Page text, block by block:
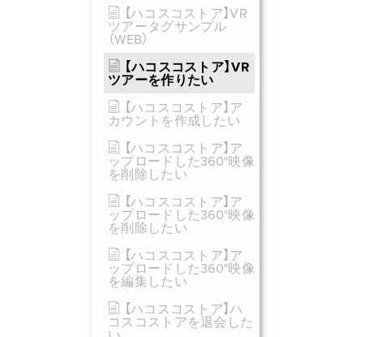
【ハコスコストア】VR
ツアータグサンプル
（WEB）
【ハコスコストア】VR
ツアーを作りたい
【ハコスコストア】ア
カウントを作成したい
【ハコスコストア】ア
ップロードした360°映像
を削除したい
【ハコスコストア】ア
ップロードした360°映像
を削除したい
【ハコスコストア】ア
ップロードした360°映像
を編集したい
【ハコスコストア】ハ
コスコストアを退会した